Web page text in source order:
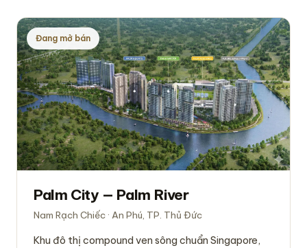
Đang mở bán
Palm City — Palm River
Nam Rạch Chiếc · An Phú, TP. Thủ Đức
Khu đô thị compound ven sông chuẩn Singapore,